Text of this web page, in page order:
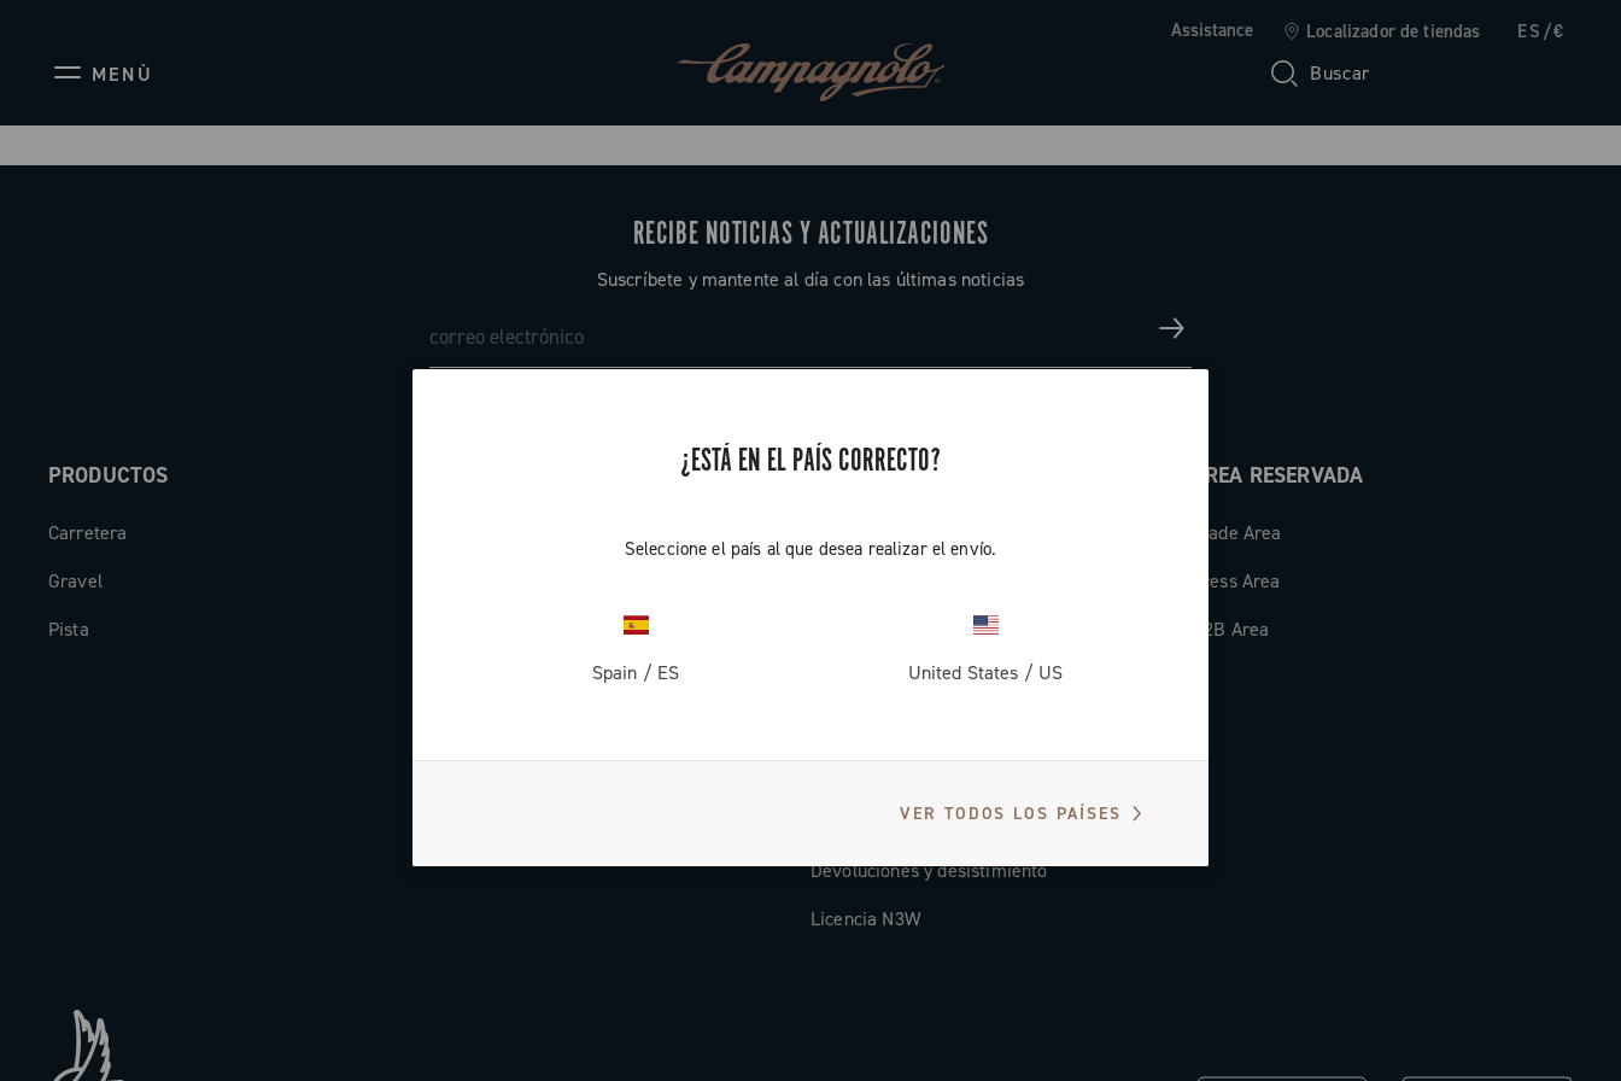
Assistance Localizador de tiendas ES/€
MENÙ Buscar
¿ESTÁ EN EL PAÍS CORRECTO?
Seleccione el país al que desea realizar el envío.
Spain / ES United States / US
VER TODOS LOS PAÍSES
RECIBE NOTICIAS Y ACTUALIZACIONES
Suscríbete y mantente al día con las últimas noticias
PRODUCTOS
Carretera
Gravel
Pista
Trabaja con nosotros
ASISTENCIA
Países y tiempos de expedición
Devoluciones y desistimiento
Licencia N3W
ÁREA RESERVADA
Trade Area
Press Area
B2B Area